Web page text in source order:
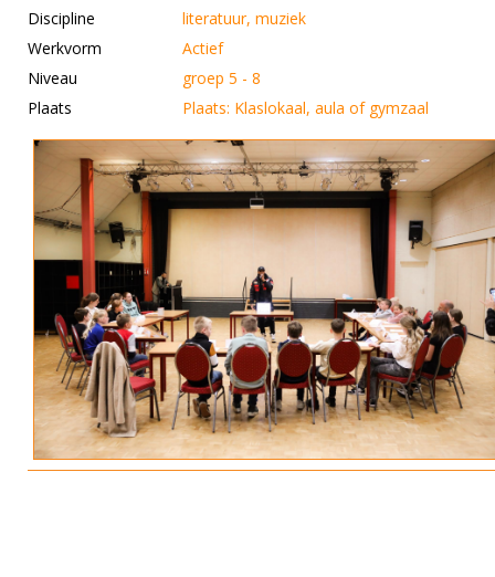
Discipline
literatuur, muziek
Werkvorm
Actief
Niveau
groep 5 - 8
Plaats
Plaats: Klaslokaal, aula of gymzaal